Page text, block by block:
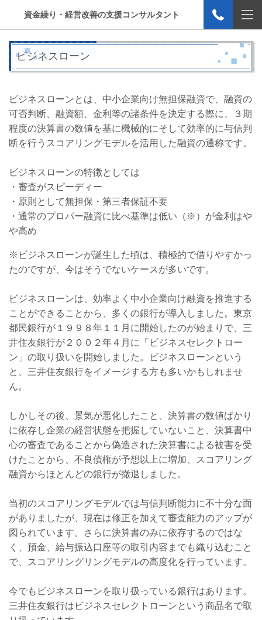
資金繰り・経営改善の支援コンサルタント
ビジネスローン
ビジネスローンとは、中小企業向け無担保融資で、融資の
可否判断、融資額、金利等の諸条件を決定する際に、３期
程度の決算書の数値を基に機械的にそして効率的に与信判
断を行うスコアリングモデルを活用した融資の通称です。
ビジネスローンの特徴としては
・審査がスピーディー
・原則として無担保・第三者保証不要
・通常のプロパー融資に比べ基準は低い（※）が金利はや
や高め
※ビジネスローンが誕生した頃は、積極的で借りやすかっ
たのですが、今はそうでないケースが多いです。
ビジネスローンは、効率よく中小企業向け融資を推進する
ことができることから、多くの銀行が導入しました。東京
都民銀行が１９９８年１１月に開始したのが始まりで、三
井住友銀行が２００２年４月に「ビジネスセレクトロー
ン」の取り扱いを開始しました。ビジネスローンという
と、三井住友銀行をイメージする方も多いかもしれませ
ん。
しかしその後、景気が悪化したこと、決算書の数値ばかり
に依存し企業の経営状態を把握していないこと、決算書中
心の審査であることから偽造された決算書による被害を受
けたことから、不良債権が予想以上に増加、スコアリング
融資からほとんどの銀行が撤退しました。
当初のスコアリングモデルでは与信判断能力に不十分な面
がありましたが、現在は修正を加えて審査能力のアップが
図られています。さらに決算書のみに依存するのではな
く、預金、給与振込口座等の取引内容までも織り込むこと
で、スコアリングリングモデルの高度化を行っています。
今でもビジネスローンを取り扱っている銀行はあります。
三井住友銀行はビジネスセレクトローンという商品名で取